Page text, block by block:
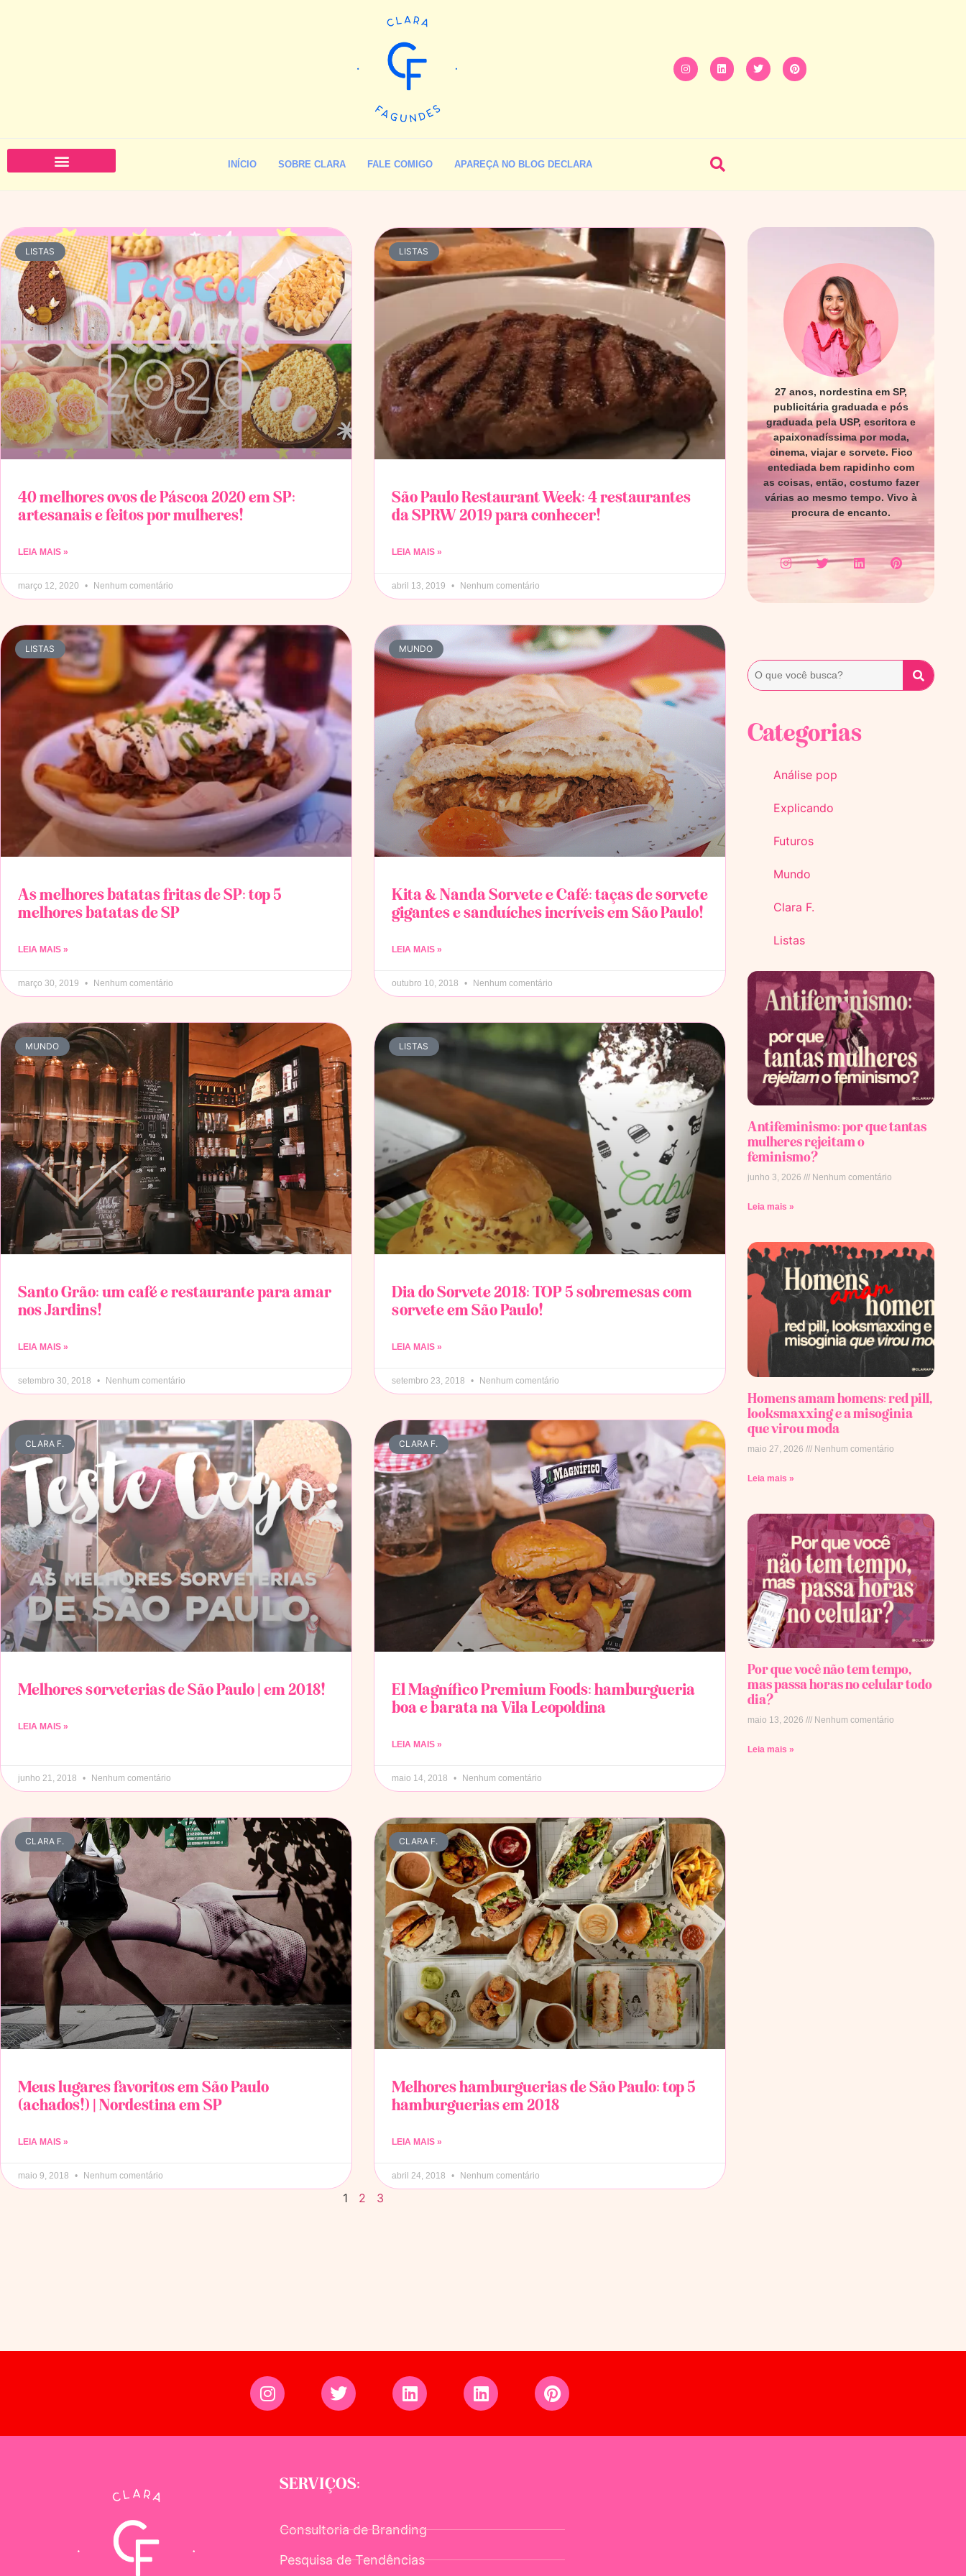
INÍCIO SOBRE CLARA FALE COMIGO APAREÇA NO BLOG DECLARA
LISTAS
40 melhores ovos de Páscoa 2020 em SP:
artesanais e feitos por mulheres!
LEIA MAIS »
março 12, 2020 Nenhum comentário
LISTAS
São Paulo Restaurant Week: 4 restaurantes
da SPRW 2019 para conhecer!
LEIA MAIS »
abril 13, 2019 Nenhum comentário
LISTAS
As melhores batatas fritas de SP: top 5
melhores batatas de SP
LEIA MAIS »
março 30, 2019 Nenhum comentário
MUNDO
Kita & Nanda Sorvete e Café: taças de sorvete
gigantes e sanduíches incríveis em São Paulo!
LEIA MAIS »
outubro 10, 2018 Nenhum comentário
MUNDO
Santo Grão: um café e restaurante para amar
nos Jardins!
LEIA MAIS »
setembro 30, 2018 Nenhum comentário
LISTAS
Dia do Sorvete 2018: TOP 5 sobremesas com
sorvete em São Paulo!
LEIA MAIS »
setembro 23, 2018 Nenhum comentário
CLARA F.
Melhores sorveterias de São Paulo | em 2018!
LEIA MAIS »
junho 21, 2018 Nenhum comentário
CLARA F.
El Magnífico Premium Foods: hamburgueria
boa e barata na Vila Leopoldina
LEIA MAIS »
maio 14, 2018 Nenhum comentário
CLARA F.
Meus lugares favoritos em São Paulo
(achados!) | Nordestina em SP
LEIA MAIS »
maio 9, 2018 Nenhum comentário
CLARA F.
Melhores hamburguerias de São Paulo: top 5
hamburguerias em 2018
LEIA MAIS »
abril 24, 2018 Nenhum comentário
1 2 3
27 anos, nordestina em SP,
publicitária graduada e pós
graduada pela USP, escritora e
apaixonadíssima por moda,
cinema, viajar e sorvete. Fico
entediada bem rapidinho com
as coisas, então, costumo fazer
várias ao mesmo tempo. Vivo à
procura de encanto.
Categorias
Análise pop
Explicando
Futuros
Mundo
Clara F.
Listas
Antifeminismo: por que tantas
mulheres rejeitam o
feminismo?
junho 3, 2026 Nenhum comentário
Leia mais »
Homens amam homens: red pill,
looksmaxxing e a misoginia
que virou moda
maio 27, 2026 Nenhum comentário
Leia mais »
Por que você não tem tempo,
mas passa horas no celular todo
dia?
maio 13, 2026 Nenhum comentário
Leia mais »
SERVIÇOS:
Consultoria de Branding
Pesquisa de Tendências